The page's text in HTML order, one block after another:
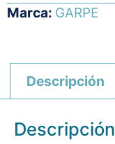
Marca: GARPE
Descripción
Descripción